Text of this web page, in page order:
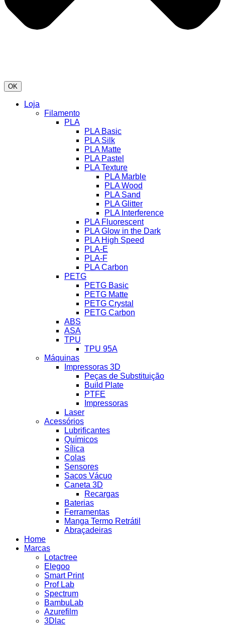
OK
Loja
Filamento
PLA
PLA Basic
PLA Silk
PLA Matte
PLA Pastel
PLA Texture
PLA Marble
PLA Wood
PLA Sand
PLA Glitter
PLA Interference
PLA Fluorescent
PLA Glow in the Dark
PLA High Speed
PLA-E
PLA-F
PLA Carbon
PETG
PETG Basic
PETG Matte
PETG Crystal
PETG Carbon
ABS
ASA
TPU
TPU 95A
Máquinas
Impressoras 3D
Peças de Substituição
Build Plate
PTFE
Impressoras
Laser
Acessórios
Lubrificantes
Químicos
Sílica
Colas
Sensores
Sacos Vácuo
Caneta 3D
Recargas
Baterias
Ferramentas
Manga Termo Retrátil
Abraçadeiras
Home
Marcas
Lotactree
Elegoo
Smart Print
Prof Lab
Spectrum
BambuLab
Azurefilm
3Dlac